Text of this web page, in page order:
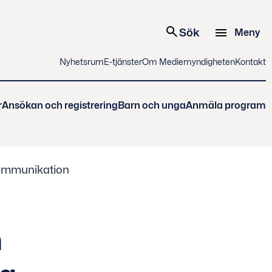
Sök Meny
NyhetsrumE-tjänsterOm MediemyndighetenKontakt
Ansökan och registrering Barn och ungaAnmäla program